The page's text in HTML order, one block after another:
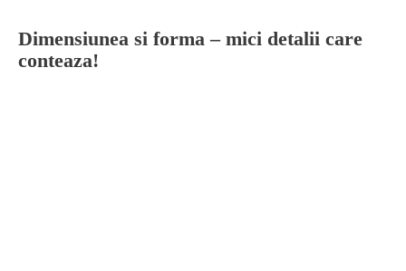
Dimensiunea si forma – mici detalii care
conteaza!